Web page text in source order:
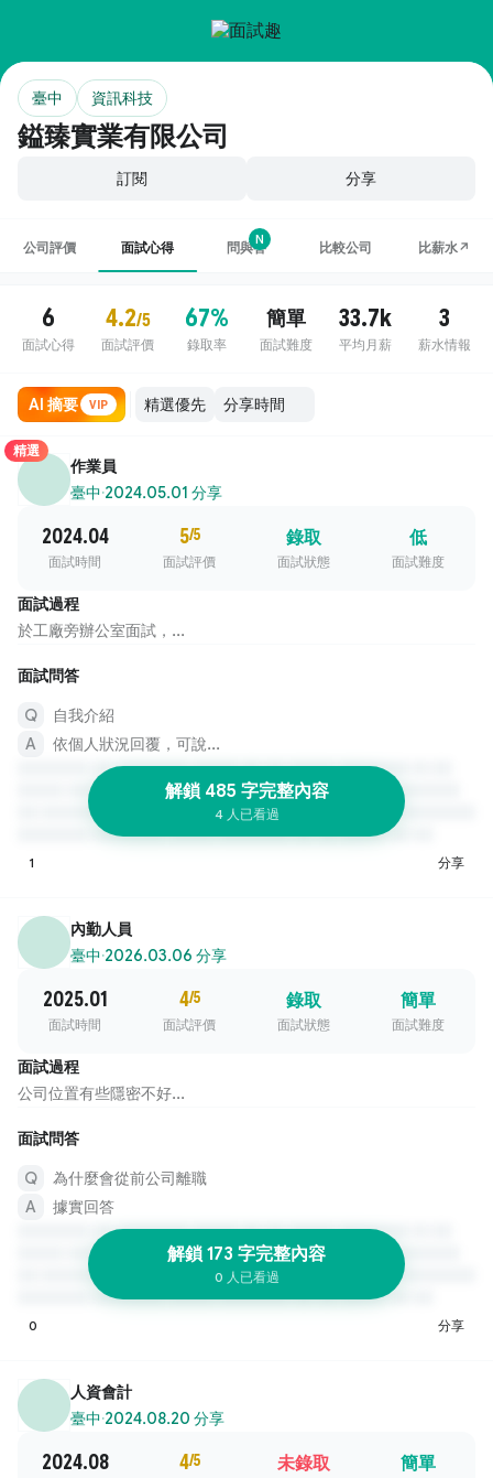
鎰臻實業有限公司
臺中 資訊科技
訂閱 分享
公司評價 面試心得 問與答
N
比較公司 比薪水↗
6
面試心得
4.2/5
面試評價
67%
錄取率
簡單
面試難度
33.7k
平均月薪
3
薪水情報
AI 摘要 VIP
精選
作業員
臺中·2024.05.01 分享
2024.04
面試時間
5/5
面試評價
錄取
面試狀態
低
面試難度
面試過程
於工廠旁辦公室面試，...
面試問答
自我介紹
依個人狀況回覆，可說...
解鎖 485 字完整內容
4 人已看過
1 分享
內勤人員
臺中·2026.03.06 分享
2025.01
面試時間
4/5
面試評價
錄取
面試狀態
簡單
面試難度
面試過程
公司位置有些隱密不好...
面試問答
為什麼會從前公司離職
據實回答
解鎖 173 字完整內容
0 人已看過
0 分享
人資會計
臺中·2024.08.20 分享
2024.08 4/5 未錄取 簡單